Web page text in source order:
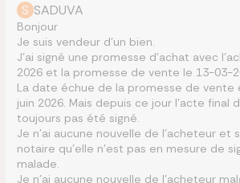
S SADUVA
Bonjour
Je suis vendeur d’un bien.
J’ai signé une promesse d’achat avec
2026 et la promesse de vente le 13-03-
La date échue de la promesse de vente
juin 2026. Mais depuis ce jour l’acte final
toujours pas été signé.
Je n’ai aucune nouvelle de l’acheteur et
notaire qu’elle n’est pas en mesure de
malade.
Je n’ai aucune nouvelle de l’acheteur